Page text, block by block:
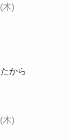
木)
から
木)